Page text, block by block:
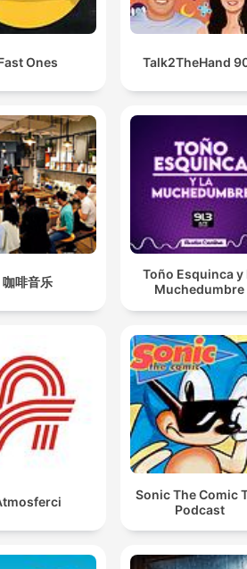
Ones Talk2TheHand
咖啡音乐
Toño Esquinca y
Muchedumbre
Sonic The Comic
Podcast